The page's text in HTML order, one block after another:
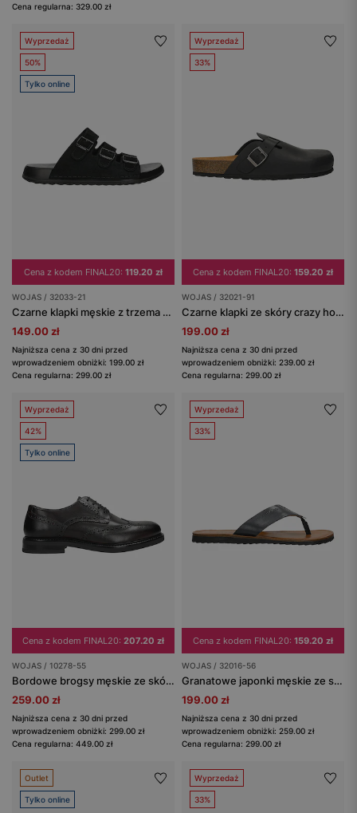
Cena regularna: 329.00 zł
Wyprzedaż
50%
Tylko online
Cena z kodem FINAL20: 119.20 zł
WOJAS / 32033-21
Czarne klapki męskie z trzema klamrami
149.00 zł
Najniższa cena z 30 dni przed
wprowadzeniem obniżki: 199.00 zł
Cena regularna: 299.00 zł
Wyprzedaż
33%
Cena z kodem FINAL20: 159.20 zł
WOJAS / 32021-91
Czarne klapki ze skóry crazy horse z korkową podeszwą
199.00 zł
Najniższa cena z 30 dni przed
wprowadzeniem obniżki: 239.00 zł
Cena regularna: 299.00 zł
Wyprzedaż
42%
Tylko online
Cena z kodem FINAL20: 207.20 zł
WOJAS / 10278-55
Bordowe brogsy męskie ze skóry licowej
259.00 zł
Najniższa cena z 30 dni przed
wprowadzeniem obniżki: 299.00 zł
Cena regularna: 449.00 zł
Wyprzedaż
33%
Cena z kodem FINAL20: 159.20 zł
WOJAS / 32016-56
Granatowe japonki męskie ze skóry licowej
199.00 zł
Najniższa cena z 30 dni przed
wprowadzeniem obniżki: 259.00 zł
Cena regularna: 299.00 zł
Outlet
Tylko online
Wyprzedaż
33%